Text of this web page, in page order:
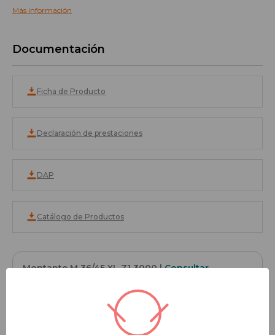
Más información
Documentación
Ficha de Producto
Declaración de prestaciones
DAP
Catálogo de Productos
Montante M 36/45 XL Z1 3000|Consultar